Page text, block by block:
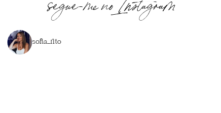
segue-me no Instagram
sofia_rito